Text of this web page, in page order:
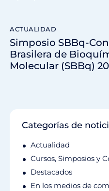
ACTUALIDAD
Simposio SBBq-
Brasilera de
Molecular (SBBq)
Categorías de
Actualidad
Cursos, Simposios y
Destacados
En los medios de